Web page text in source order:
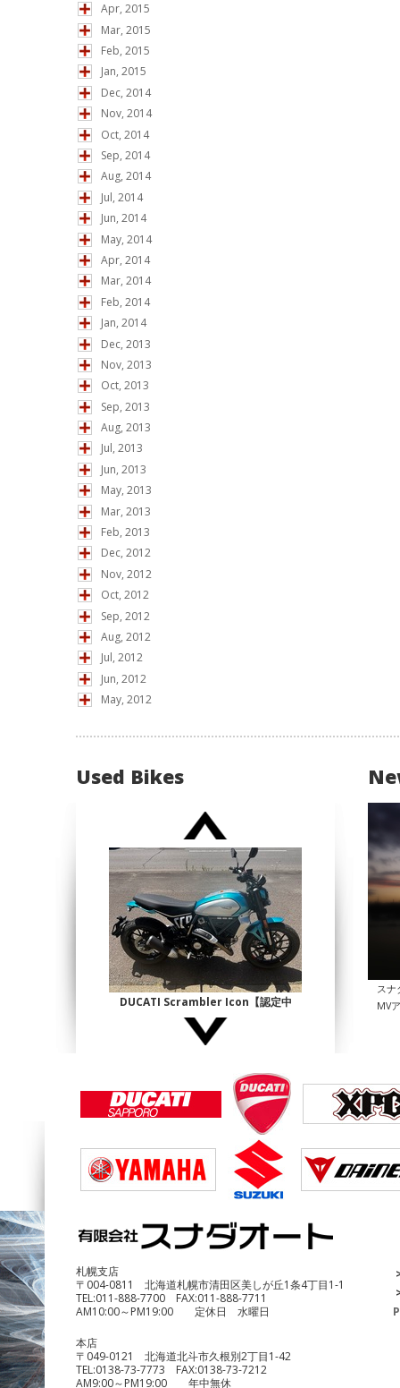
Apr, 2015
Mar, 2015
Feb, 2015
Jan, 2015
Dec, 2014
Nov, 2014
Oct, 2014
Sep, 2014
Aug, 2014
Jul, 2014
Jun, 2014
May, 2014
Apr, 2014
Mar, 2014
Feb, 2014
Jan, 2014
Dec, 2013
Nov, 2013
Oct, 2013
Sep, 2013
Aug, 2013
Jul, 2013
Jun, 2013
May, 2013
Mar, 2013
Feb, 2013
Dec, 2012
Nov, 2012
Oct, 2012
Sep, 2012
Aug, 2012
Jul, 2012
Jun, 2012
May, 2012
Used Bikes
DUCATI Scrambler Icon【認定中
古】
¥1,140,000
¥690,000
スナ
MV
札幌支店
〒004-0811 北海道札幌市清田区美しが丘1条4丁目1-1
TEL:011-888-7700 FAX:011-888-7711
AM10:00～PM19:00 定休日 水曜日
本店
〒049-0121 北海道北斗市久根別2丁目1-42
TEL:0138-73-7773 FAX:0138-73-7212
AM9:00～PM19:00 年中無休